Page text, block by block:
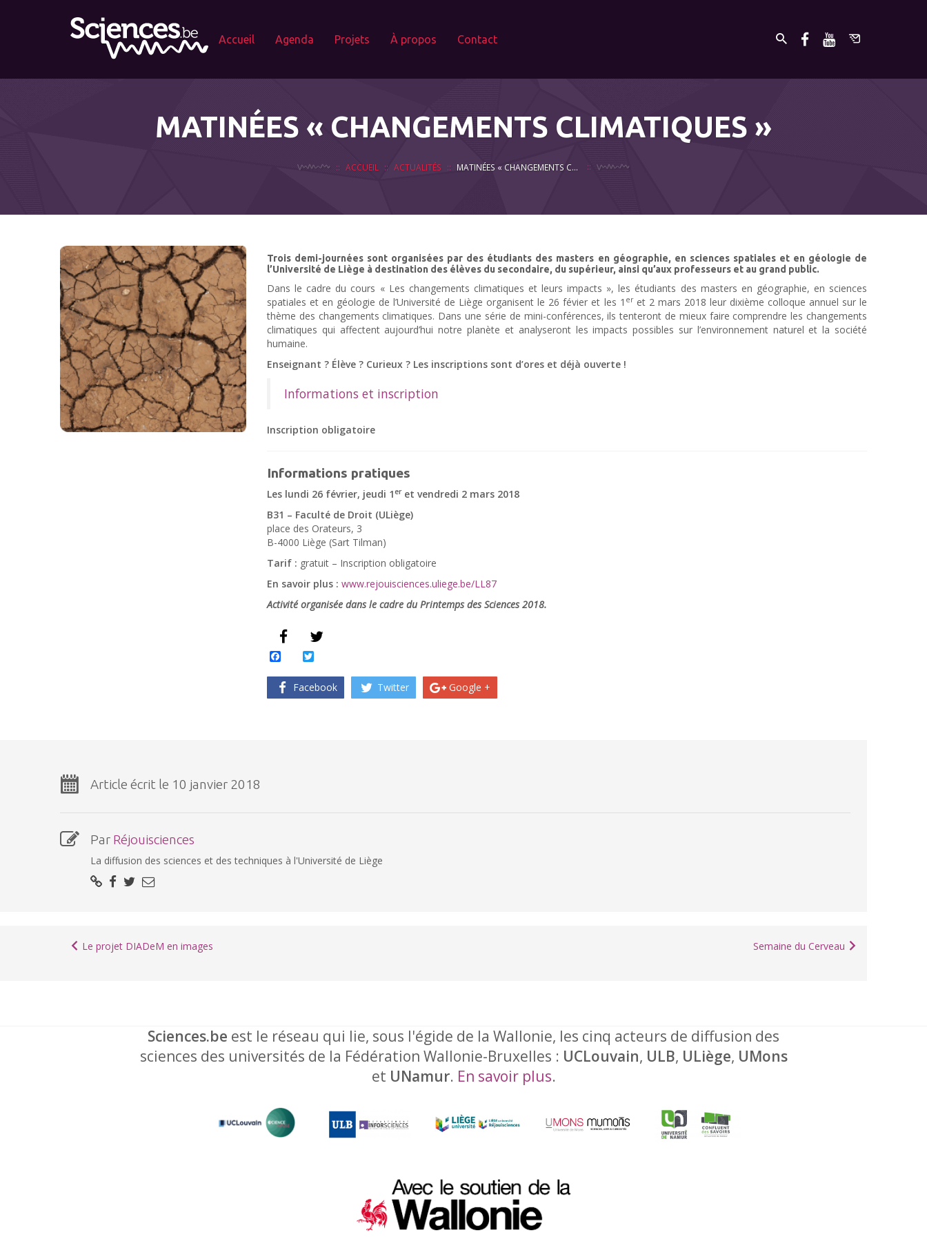
Accueil Agenda Projets À propos Contact
MATINÉES « CHANGEMENTS CLIMATIQUES »
ACCUEIL ACTUALITÉS MATINÉES « CHANGEMENTS CLIMATIQUES »
Trois demi-journées sont organisées par des étudiants des masters en géographie, en sciences spatiales et en géologie de
l’Université de Liège à destination des élèves du secondaire, du supérieur, ainsi qu’aux professeurs et au grand public.
Dans le cadre du cours « Les changements climatiques et leurs impacts », les étudiants des masters en géographie, en sciences
spatiales et en géologie de l’Université de Liège organisent le 26 févier et les 1 eret 2 mars 2018 leur dixième colloque annuel sur le
thème des changements climatiques. Dans une série de mini-conférences, ils tenteront de mieux faire comprendre les changements
climatiques qui affectent aujourd’hui notre planète et analyseront les impacts possibles sur l’environnement naturel et la société
humaine.
Enseignant ? Élève ? Curieux ? Les inscriptions sont d’ores et déjà ouverte !
Informations et inscription
Inscription obligatoire
Informations pratiques
Les lundi 26 février, jeudi 1eret vendredi 2 mars 2018
B31 – Faculté de Droit (ULiège)
place des Orateurs, 3
B-4000 Liège (Sart Tilman)
Tarif : gratuit – Inscription obligatoire
En savoir plus : www.rejouisciences.uliege.be/LL87
Activité organisée dans le cadre du Printemps des Sciences 2018.
Facebook
Facebook Twitter Google +
Article écrit le 10 janvier 2018
Par Réjouisciences
La diffusion des sciences et des techniques à l'Université de Liège
Le projet DIADeM en images Semaine du Cerveau
Sciences.be est le réseau qui lie, sous l'égide de la Wallonie, les cinq acteurs de diffusion des
sciences des universités de la Fédération Wallonie-Bruxelles : UCLouvain, ULB, ULiège, UMons
et UNamur. En savoir plus.